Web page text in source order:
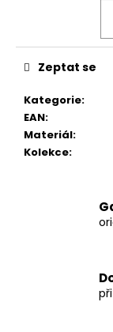
Kategorie:
EAN:
Materiál:
Kolekce:
Zeptat se